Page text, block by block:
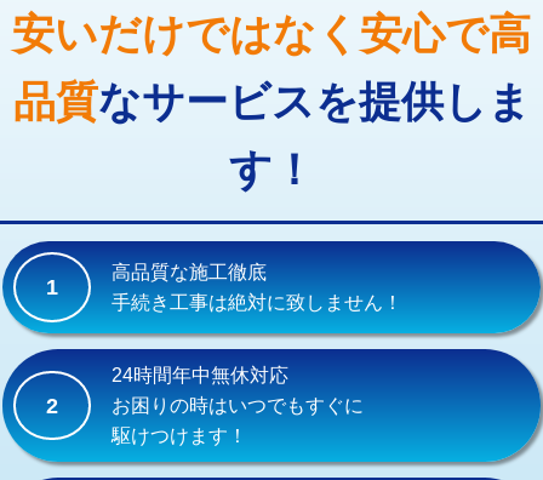
廃棄・処分 現場見積
止水・漏水調査・防水処理・清掃・修
理・調整・分解・加工など（重作業）
33,000円
その他部品の脱着 8,800円～
交換・取付(単水栓（壁付・デッキ
式）)
13,200円+材料費
交換・取付(混合水栓（壁付・デッキ
式・ワンホール）)
16,500円+材料費
交換・取付(排水栓・排水トラップ
（P/S/ポップアップ））
交換・取付（その他部品）
安いだけではなく安心で高
品質なサービスを提供しま
す！
1
高品質な施工徹底
手続き工事は絶対に致しません！
2
24時間年中無休対応
お困りの時はいつでもすぐに
駆けつけます！